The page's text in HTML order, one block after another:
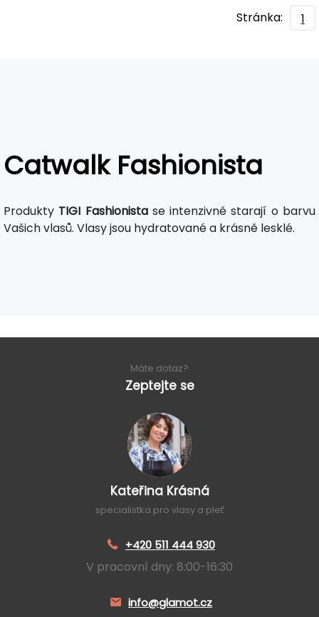
Stránka: 1
Catwalk Fashionista
Produkty TIGI Fashionistase intenzivně starají o barvu
Vašich vlasů. Vlasy jsou hydratované a krásně lesklé.
Máte dotaz?
Zeptejte se
Kateřina Krásná
specialistka pro vlasy a pleť
+420 511 444 930
V pracovní dny: 8:00-16:30
info@glamot.cz